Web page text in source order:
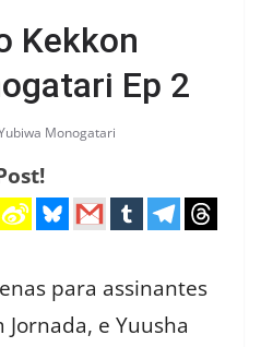
Kekkon
Ep 2
Monogatari
para assinantes
e Yuusha